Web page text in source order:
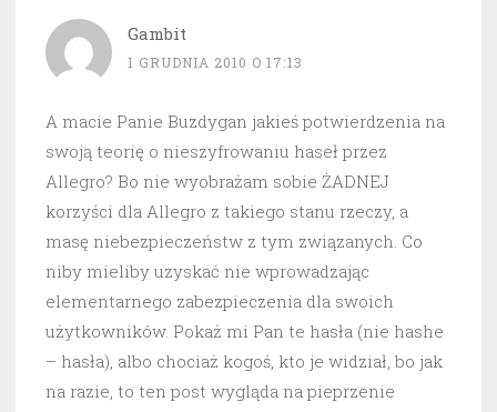
Gambit
1 GRUDNIA 2010 O 17:13
A macie Panie Buzdygan jakieś potwierdzenia na
swoją teorię o nieszyfrowaniu haseł przez
Allegro? Bo nie wyobrażam sobie ŻADNEJ
korzyści dla Allegro z takiego stanu rzeczy, a
masę niebezpieczeństw z tym związanych. Co
niby mieliby uzyskać nie wprowadzając
elementarnego zabezpieczenia dla swoich
użytkowników. Pokaż mi Pan te hasła (nie hashe
– hasła), albo chociaż kogoś, kto je widział, bo jak
na razie, to ten post wygląda na pieprzenie